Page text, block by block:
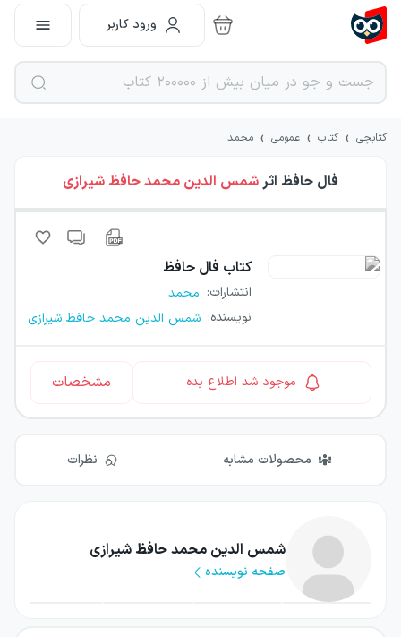
ورود کاربر
کتابچی › کتاب › عمومی › محمد
فال حافظ اثرشمس الدین محمد حافظ شیرازی
کتاب فال حافظ
انتشارات: محمد
نویسنده: شمس الدین محمد حافظ شیرازی
موجود شد اطلاع بده مشخصات
محصولات مشابه نظرات
شمس الدین محمد حافظ شیرازی
صفحه نویسنده